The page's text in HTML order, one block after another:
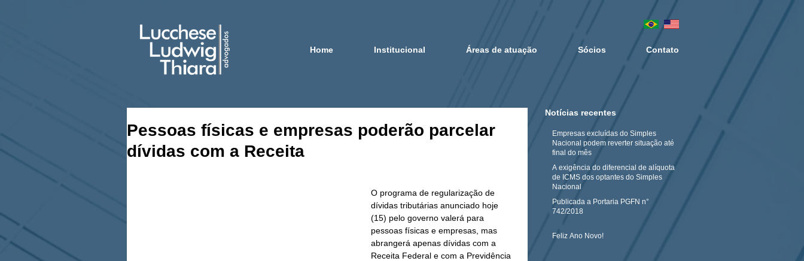
Home Institucional Áreas de atuação Sócios Contato
Pessoas físicas e empresas poderão parcelar
dívidas com a Receita
O programa de regularização de
dívidas tributárias anunciado hoje
(15) pelo governo valerá para
pessoas físicas e empresas, mas
abrangerá apenas dívidas com a
Receita Federal e com a Previdência
Notícias recentes
Empresas excluídas do Simples
Nacional podem reverter situação até
final do mês
A exigência do diferencial de alíquota
de ICMS dos optantes do Simples
Nacional
Publicada a Portaria PGFN n°
742/2018
Feliz Ano Novo!